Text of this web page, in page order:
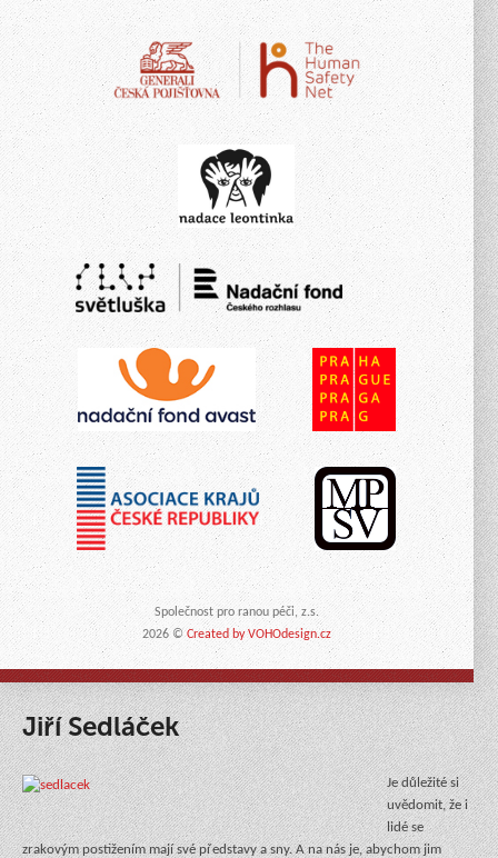
Společnost pro ranou péči, z.s.
2026 ©Created by VOHOdesign.cz
Jiří Sedláček
Je důležité si
uvědomit, že i
lidé se
zrakovým postižením mají své představy a sny. A na nás je, abychom jim